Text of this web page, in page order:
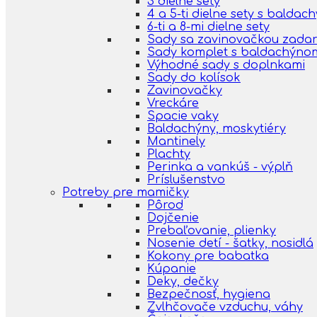
4 a 5-ti dielne sety s
6-ti a 8-mi dielne sety
Sady sa zavinovačkou
Sady komplet s
Výhodné sady s doplnkami
Sady do kolísok
Zavinovačky
Vreckáre
Spacie vaky
Baldachýny, moskytiéry
Mantinely
Plachty
Perinka a vankúš - výplň
Príslušenstvo
Potreby pre mamičky
Pôrod
Dojčenie
Prebaľovanie, plienky
Nosenie detí - šatky, nosidlá
Kokony pre babatka
Kúpanie
Deky, dečky
Bezpečnosť, hygiena
Zvlhčovače vzduchu, váhy